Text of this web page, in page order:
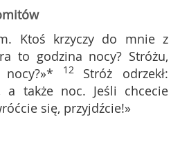
Ktoś krzyczy do mnie z
to godzina nocy? Stróżu,
12 Stróż odrzekł:
a także noc. Jeśli chcecie
się, przyjdźcie!»